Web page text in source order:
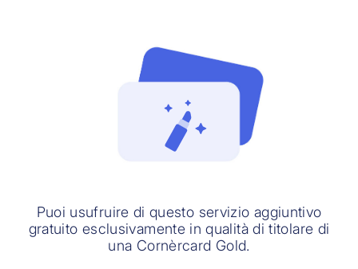
Puoi usufruire di questo servizio aggiuntivo
gratuito esclusivamente in qualità di titolare di
una Cornèrcard Gold.